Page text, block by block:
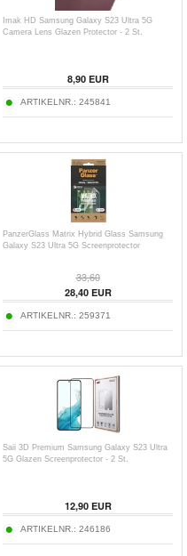
Imak HD Samsung Galaxy S23 Ultra 5G
Camera Lens Glazen Protector - 2 St.
8,90EUR
ARTIKELNR.: 245841
PanzerGlass Matrix Hybrid Glass Samsung
Galaxy S23 Ultra 5G Screenprotector
33,60
28,40EUR
ARTIKELNR.: 259371
Saii 3D Premium Samsung Galaxy S23 Ultra
5G Glazen Screenprotector - 2 St.
12,90EUR
ARTIKELNR.: 246186